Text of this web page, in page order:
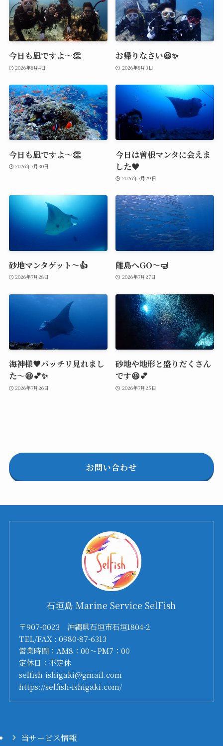
今日も凪ですよ～👏
2026年8月4日
お帰りなさい😆✨
2026年8月3日
今日も凪ですよ～👏
2026年7月30日
今日は曽根マンタに会えま
した♥️
2026年7月29日
砂地マンタゲット～👍
2026年7月28日
離島へGO～🤿
2026年7月27日
海神様♥️バッチリ見れまし
た～😆💕✨
2026年7月26日
砂地や地形と盛りだくさん
です😆💕
2026年7月25日
お問い合わせ
石垣島 Marine Service SelFish
〒907-0023 沖縄県石垣市石垣1804-2
TEL/FAX : 0980-87-6313
営業時間：AM8：00～PM7：00
定休日：不定休
selfish.ishigaki@gmail.com
https://selfish-ishigaki.com/
当サービス情報